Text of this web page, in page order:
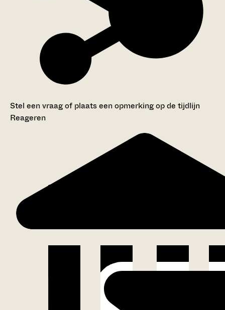
Stel een vraag of plaats een opmerking op de tijdlijn
Reageren